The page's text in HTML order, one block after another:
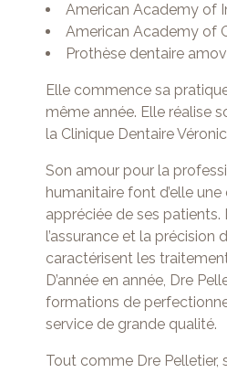
American Academy of
American Academy of
Prothèse dentaire
Elle commence sa
même année. Elle réalise
la Clinique Dentaire
Son amour pour la
humanitaire font d’elle
appréciée de ses patients.
l’assurance et la précision
caractérisent les
D’année en année, Dre
formations de
service de grande qualité.
Tout comme Dre Pelletier,